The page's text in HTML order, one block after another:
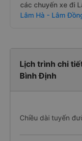
các chuyến xe đi
Lâm Hà - Lâm
Lịch trình chi
Bình Định
Chiều dài tuyến